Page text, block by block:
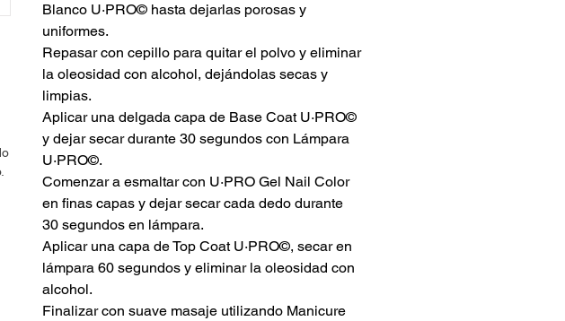
Blanco U·PRO© hasta dejarlas porosas y
uniformes.
Repasar con cepillo para quitar el polvo y eliminar
la oleosidad con alcohol, dejándolas secas y
limpias.
Aplicar una delgada capa de Base Coat U·PRO©
y dejar secar durante 30 segundos con Lámpara
U·PRO©.
Comenzar a esmaltar con U·PRO Gel Nail Color
en finas capas y dejar secar cada dedo durante
30 segundos en lámpara.
Aplicar una capa de Top Coat U·PRO©, secar en
lámpara 60 segundos y eliminar la oleosidad con
alcohol.
Finalizar con suave masaje utilizando Manicure